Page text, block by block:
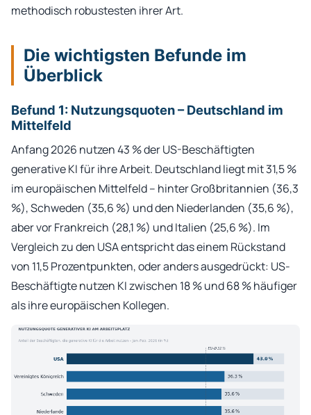
methodisch robustesten ihrer Art.
Die wichtigsten Befunde im
Überblick
Befund 1: Nutzungsquoten – Deutschland im
Mittelfeld
Anfang 2026 nutzen 43 % der US-Beschäftigten
generative KI für ihre Arbeit. Deutschland liegt mit 31,5 %
im europäischen Mittelfeld – hinter Großbritannien (36,3
%), Schweden (35,6 %) und den Niederlanden (35,6 %),
aber vor Frankreich (28,1 %) und Italien (25,6 %). Im
Vergleich zu den USA entspricht das einem Rückstand
von 11,5 Prozentpunkten, oder anders ausgedrückt: US-
Beschäftigte nutzen KI zwischen 18 % und 68 % häufiger
als ihre europäischen Kollegen.